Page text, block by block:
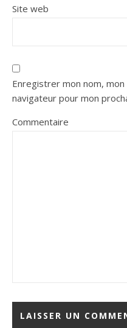
Site web
Enregistrer mon nom,
navigateur pour mon
Commentaire